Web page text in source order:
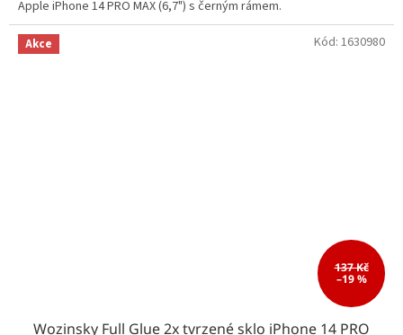
Apple iPhone 14 PRO MAX (6,7") s černým rámem.
Akce
137 Kč
–19 %
Wozinsky Full Glue 2x tvrzené sklo iPhone 14 PRO
Kód: 1630980